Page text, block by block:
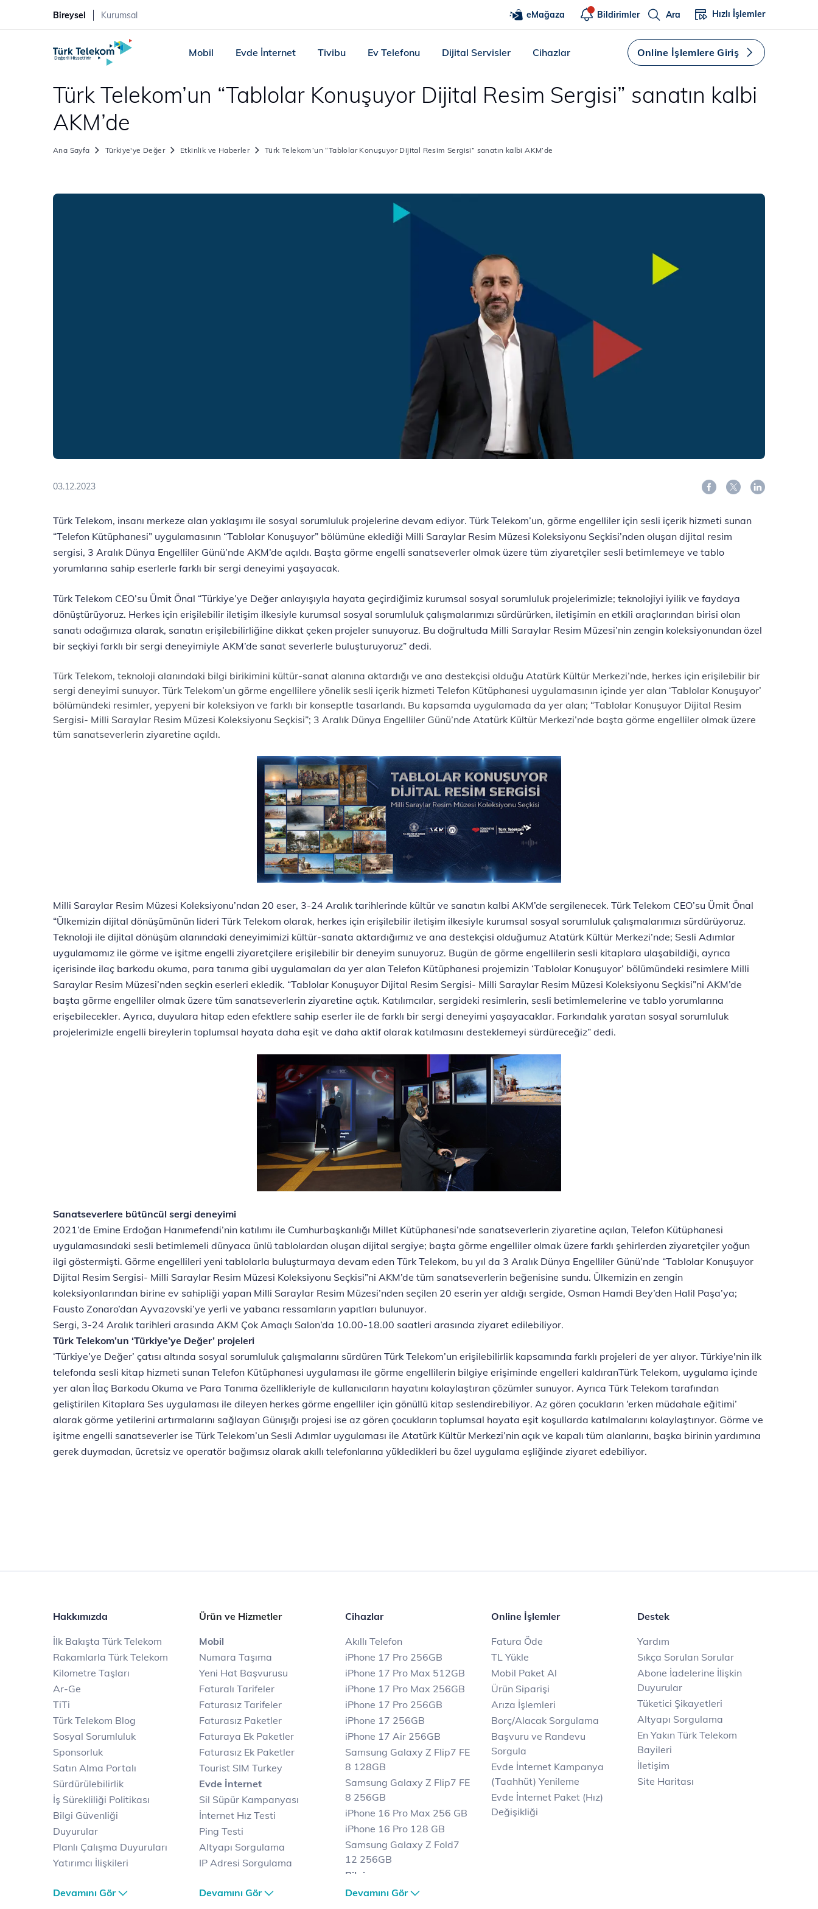
Bireysel Kurumsal eMağaza Bildirimler Ara Hızlı İşlemler
Mobil Evde İnternet Tivibu Ev Telefonu Dijital Servisler Cihazlar Online İşlemlere Giriş
Türk Telekom’un “Tablolar Konuşuyor Dijital Resim Sergisi” sanatın kalbi
AKM’de
Ana Sayfa Türkiye'ye Değer Etkinlik ve Haberler Türk Telekom’un “Tablolar Konuşuyor Dijital Resim Sergisi” sanatın kalbi AKM’de
03.12.2023
Türk Telekom, insanı merkeze alan yaklaşımı ile sosyal sorumluluk projelerine devam ediyor. Türk Telekom’un, görme engelliler için sesli içerik hizmeti sunan
“Telefon Kütüphanesi” uygulamasının “Tablolar Konuşuyor” bölümüne eklediği Milli Saraylar Resim Müzesi Koleksiyonu Seçkisi’nden oluşan dijital resim
sergisi, 3 Aralık Dünya Engelliler Günü’nde AKM’de açıldı. Başta görme engelli sanatseverler olmak üzere tüm ziyaretçiler sesli betimlemeye ve tablo
yorumlarına sahip eserlerle farklı bir sergi deneyimi yaşayacak.
Türk Telekom CEO’su Ümit Önal “Türkiye’ye Değer anlayışıyla hayata geçirdiğimiz kurumsal sosyal sorumluluk projelerimizle; teknolojiyi iyilik ve faydaya
dönüştürüyoruz. Herkes için erişilebilir iletişim ilkesiyle kurumsal sosyal sorumluluk çalışmalarımızı sürdürürken, iletişimin en etkili araçlarından birisi olan
sanatı odağımıza alarak, sanatın erişilebilirliğine dikkat çeken projeler sunuyoruz. Bu doğrultuda Milli Saraylar Resim Müzesi’nin zengin koleksiyonundan özel
bir seçkiyi farklı bir sergi deneyimiyle AKM’de sanat severlerle buluşturuyoruz” dedi.
Türk Telekom, teknoloji alanındaki bilgi birikimini kültür-sanat alanına aktardığı ve ana destekçisi olduğu Atatürk Kültür Merkezi’nde, herkes için erişilebilir bir
sergi deneyimi sunuyor. Türk Telekom’un görme engellilere yönelik sesli içerik hizmeti Telefon Kütüphanesi uygulamasının içinde yer alan ‘Tablolar Konuşuyor’
bölümündeki resimler, yepyeni bir koleksiyon ve farklı bir konseptle tasarlandı. Bu kapsamda uygulamada da yer alan; “Tablolar Konuşuyor Dijital Resim
Sergisi- Milli Saraylar Resim Müzesi Koleksiyonu Seçkisi”; 3 Aralık Dünya Engelliler Günü’nde Atatürk Kültür Merkezi’nde başta görme engelliler olmak üzere
tüm sanatseverlerin ziyaretine açıldı.
Milli Saraylar Resim Müzesi Koleksiyonu’ndan 20 eser, 3-24 Aralık tarihlerinde kültür ve sanatın kalbi AKM’de sergilenecek. Türk Telekom CEO’su Ümit Önal
“Ülkemizin dijital dönüşümünün lideri Türk Telekom olarak, herkes için erişilebilir iletişim ilkesiyle kurumsal sosyal sorumluluk çalışmalarımızı sürdürüyoruz.
Teknoloji ile dijital dönüşüm alanındaki deneyimimizi kültür-sanata aktardığımız ve ana destekçisi olduğumuz Atatürk Kültür Merkezi’nde; Sesli Adımlar
uygulamamız ile görme ve işitme engelli ziyaretçilere erişilebilir bir deneyim sunuyoruz. Bugün de görme engellilerin sesli kitaplara ulaşabildiği, ayrıca
içerisinde ilaç barkodu okuma, para tanıma gibi uygulamaları da yer alan Telefon Kütüphanesi projemizin ‘Tablolar Konuşuyor’ bölümündeki resimlere Milli
Saraylar Resim Müzesi’nden seçkin eserleri ekledik. “Tablolar Konuşuyor Dijital Resim Sergisi- Milli Saraylar Resim Müzesi Koleksiyonu Seçkisi”ni AKM’de
başta görme engelliler olmak üzere tüm sanatseverlerin ziyaretine açtık. Katılımcılar, sergideki resimlerin, sesli betimlemelerine ve tablo yorumlarına
erişebilecekler. Ayrıca, duyulara hitap eden efektlere sahip eserler ile de farklı bir sergi deneyimi yaşayacaklar. Farkındalık yaratan sosyal sorumluluk
projelerimizle engelli bireylerin toplumsal hayata daha eşit ve daha aktif olarak katılmasını desteklemeyi sürdüreceğiz” dedi.
Sanatseverlere bütüncül sergi deneyimi
2021’de Emine Erdoğan Hanımefendi’nin katılımı ile Cumhurbaşkanlığı Millet Kütüphanesi’nde sanatseverlerin ziyaretine açılan, Telefon Kütüphanesi
uygulamasındaki sesli betimlemeli dünyaca ünlü tablolardan oluşan dijital sergiye; başta görme engelliler olmak üzere farklı şehirlerden ziyaretçiler yoğun
ilgi göstermişti. Görme engellileri yeni tablolarla buluşturmaya devam eden Türk Telekom, bu yıl da 3 Aralık Dünya Engelliler Günü’nde “Tablolar Konuşuyor
Dijital Resim Sergisi- Milli Saraylar Resim Müzesi Koleksiyonu Seçkisi”ni AKM’de tüm sanatseverlerin beğenisine sundu. Ülkemizin en zengin
koleksiyonlarından birine ev sahipliği yapan Milli Saraylar Resim Müzesi’nden seçilen 20 eserin yer aldığı sergide, Osman Hamdi Bey’den Halil Paşa’ya;
Fausto Zonaro’dan Ayvazovski’ye yerli ve yabancı ressamların yapıtları bulunuyor.
Sergi, 3-24 Aralık tarihleri arasında AKM Çok Amaçlı Salon’da 10.00-18.00 saatleri arasında ziyaret edilebiliyor.
Türk Telekom’un ‘Türkiye’ye Değer’ projeleri
‘Türkiye’ye Değer’ çatısı altında sosyal sorumluluk çalışmalarını sürdüren Türk Telekom’un erişilebilirlik kapsamında farklı projeleri de yer alıyor. Türkiye'nin ilk
telefonda sesli kitap hizmeti sunan Telefon Kütüphanesi uygulaması ile görme engellilerin bilgiye erişiminde engelleri kaldıranTürk Telekom, uygulama içinde
yer alan İlaç Barkodu Okuma ve Para Tanıma özellikleriyle de kullanıcıların hayatını kolaylaştıran çözümler sunuyor. Ayrıca Türk Telekom tarafından
geliştirilen Kitaplara Ses uygulaması ile dileyen herkes görme engelliler için gönüllü kitap seslendirebiliyor. Az gören çocukların ‘erken müdahale eğitimi’
alarak görme yetilerini artırmalarını sağlayan Günışığı projesi ise az gören çocukların toplumsal hayata eşit koşullarda katılmalarını kolaylaştırıyor. Görme ve
işitme engelli sanatseverler ise Türk Telekom’un Sesli Adımlar uygulaması ile Atatürk Kültür Merkezi’nin açık ve kapalı tüm alanlarını, başka birinin yardımına
gerek duymadan, ücretsiz ve operatör bağımsız olarak akıllı telefonlarına yükledikleri bu özel uygulama eşliğinde ziyaret edebiliyor.
Hakkımızda
İlk Bakışta Türk Telekom
Rakamlarla Türk Telekom
Kilometre Taşları
Ar-Ge
TiTi
Türk Telekom Blog
Sosyal Sorumluluk
Sponsorluk
Satın Alma Portalı
Sürdürülebilirlik
İş Sürekliliği Politikası
Bilgi Güvenliği
Duyurular
Planlı Çalışma Duyuruları
Yatırımcı İlişkileri
Türk Telekom Satış ve
Devamını Gör
Ürün ve Hizmetler
Mobil
Numara Taşıma
Yeni Hat Başvurusu
Faturalı Tarifeler
Faturasız Tarifeler
Faturasız Paketler
Faturaya Ek Paketler
Faturasız Ek Paketler
Tourist SIM Turkey
Evde İnternet
Sil Süpür Kampanyası
İnternet Hız Testi
Ping Testi
Altyapı Sorgulama
IP Adresi Sorgulama
Avantajlı İnternet
Devamını Gör
Cihazlar
Akıllı Telefon
iPhone 17 Pro 256GB
iPhone 17 Pro Max 512GB
iPhone 17 Pro Max 256GB
iPhone 17 Pro 256GB
iPhone 17 256GB
iPhone 17 Air 256GB
Samsung Galaxy Z Flip7 FE
8 128GB
Samsung Galaxy Z Flip7 FE
8 256GB
iPhone 16 Pro Max 256 GB
iPhone 16 Pro 128 GB
Samsung Galaxy Z Fold7
12 256GB
Bilgisayar
Casper Nirvana C370
Devamını Gör
Online İşlemler
Fatura Öde
TL Yükle
Mobil Paket Al
Ürün Siparişi
Arıza İşlemleri
Borç/Alacak Sorgulama
Başvuru ve Randevu
Sorgula
Evde İnternet Kampanya
(Taahhüt) Yenileme
Evde İnternet Paket (Hız)
Değişikliği
Destek
Yardım
Sıkça Sorulan Sorular
Abone İadelerine İlişkin
Duyurular
Tüketici Şikayetleri
Altyapı Sorgulama
En Yakın Türk Telekom
Bayileri
İletişim
Site Haritası